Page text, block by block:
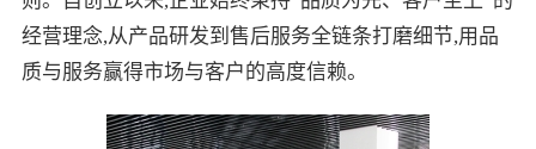
经营理念,从产品研发到售后服务全链条打磨细节,用品
质与服务赢得市场与客户的高度信赖。